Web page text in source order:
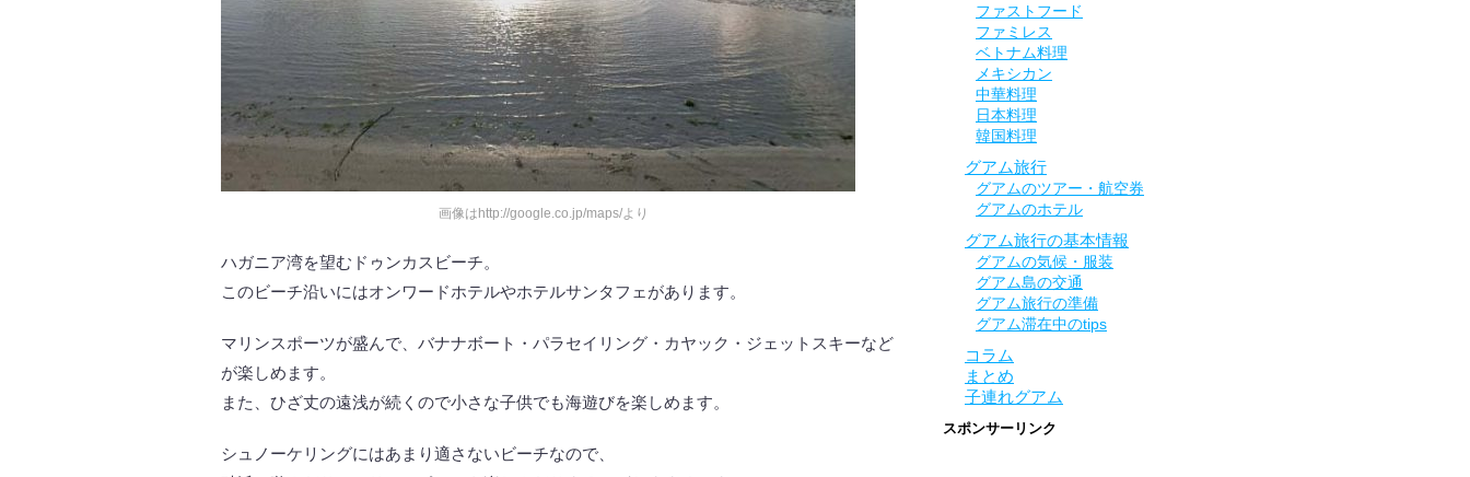
画像はhttp://google.co.jp/maps/より
ハガニア湾を望むドゥンカスビーチ。
このビーチ沿いにはオンワードホテルやホテルサンタフェがあります。
マリンスポーツが盛んで、バナナボート・パラセイリング・カヤック・ジェットスキーなど
が楽しめます。
また、ひざ丈の遠浅が続くので小さな子供でも海遊びを楽しめます。
シュノーケリングにはあまり適さないビーチなので、
ファストフード
ファミレス
ベトナム料理
メキシカン
中華料理
日本料理
韓国料理
グアム旅行
グアムのツアー・航空券
グアムのホテル
グアム旅行の基本情報
グアムの気候・服装
グアム島の交通
グアム旅行の準備
グアム滞在中のtips
コラム
まとめ
子連れグアム
スポンサーリンク